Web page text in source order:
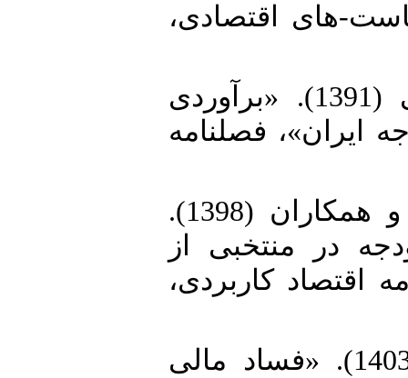
های اقتصادی،
23. کمیجانی، اکبر و ویدا رهامی (1391). «برآوردی
ایران»، فصلنامه
24. گیلک حکیم‌آبادی، محمد تقی و همکاران (1398).
در منتخبی از
اقتصاد کاربردی،
25. محمدی، معبود و همکاران (1403). «فساد مالی